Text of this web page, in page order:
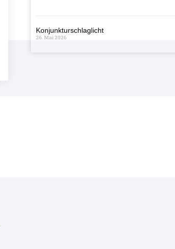
Konjunkturschlaglicht
26. Mai 2026